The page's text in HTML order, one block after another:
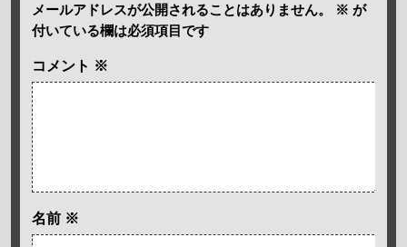
メールアドレスが公開されることはありません。 ※ が
付いている欄は必須項目です
コメント ※
名前 ※